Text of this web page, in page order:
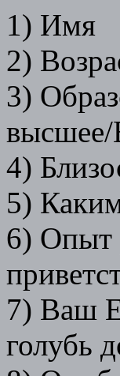
1) Имя
2)
3)
4)
5)
6) Опыт
7) Ваш
голубь